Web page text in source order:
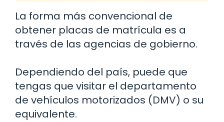
La forma más convencional de
obtener placas de matrícula es a
través de las agencias de gobierno.
Dependiendo del país, puede que
tengas que visitar el departamento
de vehículos motorizados (DMV) o su
equivalente.